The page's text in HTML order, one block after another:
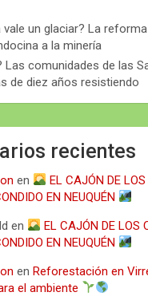
vale un glaciar? La
a la minería
Las comunidades de las
de diez años resistiendo
recientes
en
EL CAJÓN DE LOS
EN NEUQUÉN
en
EL CAJÓN DE LOS
EN NEUQUÉN
en Reforestación en
el ambiente